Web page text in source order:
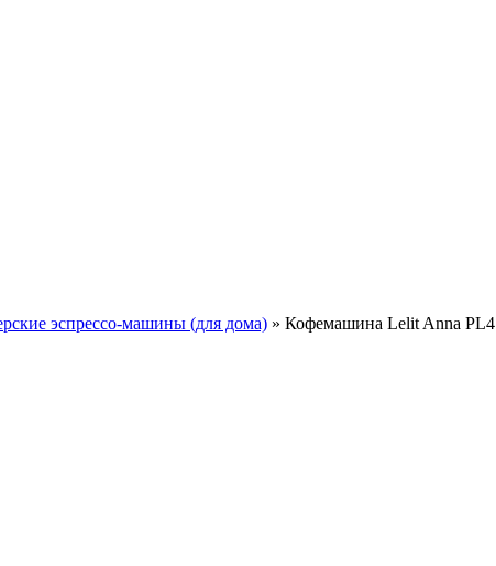
эспрессо-машины (для дома) » Кофемашина Lelit Anna